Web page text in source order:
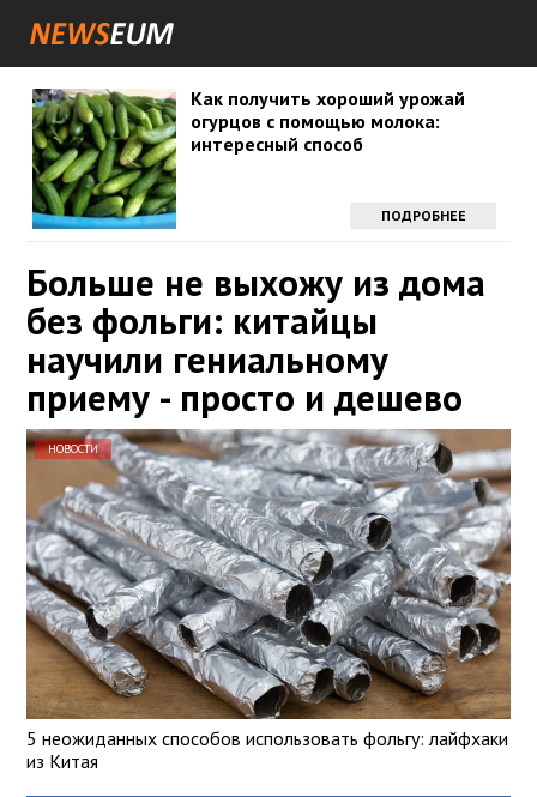
Как получить хороший урожай
огурцов с помощью молока:
интересный способ
ПОДРОБНЕЕ
Больше не выхожу из дома
без фольги: китайцы
научили гениальному
приему - просто и дешево
НОВОСТИ
5 неожиданных способов использовать фольгу: лайфхаки
из Китая